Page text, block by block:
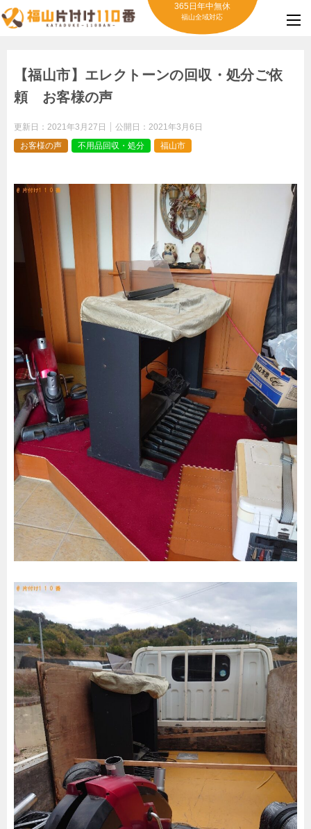
365日年中無休
福山全域対応
【福山市】エレクトーンの回収・処分ご依
頼 お客様の声
更新日： 2021年3月27日 公開日： 2021年3月6日
お客様の声
不用品回収・処分 福山市